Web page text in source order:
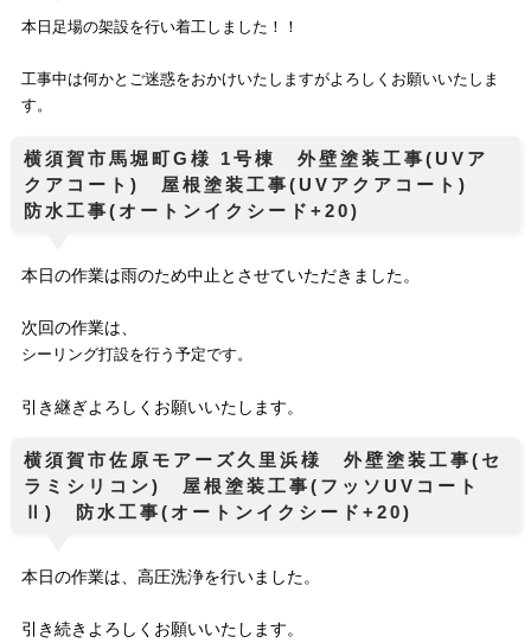
本日足場の架設を行い着工しました！！
工事中は何かとご迷惑をおかけいたしますがよろしくお願いいたしま
す。
横須賀市馬堀町G様 1号棟 外壁塗装工事(UVア
クアコート) 屋根塗装工事(UVアクアコート)
防水工事(オートンイクシード+20)
本日の作業は雨のため中止とさせていただきました。
次回の作業は、
シーリング打設を行う予定です。
引き継ぎよろしくお願いいたします。
横須賀市佐原モアーズ久里浜様 外壁塗装工事(セ
ラミシリコン) 屋根塗装工事(フッソUVコート
Ⅱ) 防水工事(オートンイクシード+20)
本日の作業は、高圧洗浄を行いました。
引き続きよろしくお願いいたします。